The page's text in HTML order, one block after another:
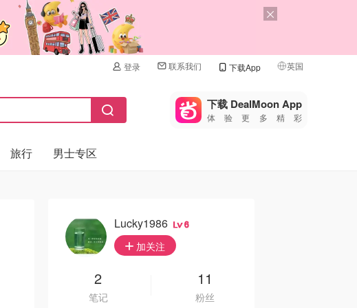
登录 联系我们 下载App 英国
🇺🇸
🇨🇳 中国
下载 DealMoon App
体验更多精彩
旅行 男士专区
Lucky1986 6
加关注
2
笔记
11
粉丝